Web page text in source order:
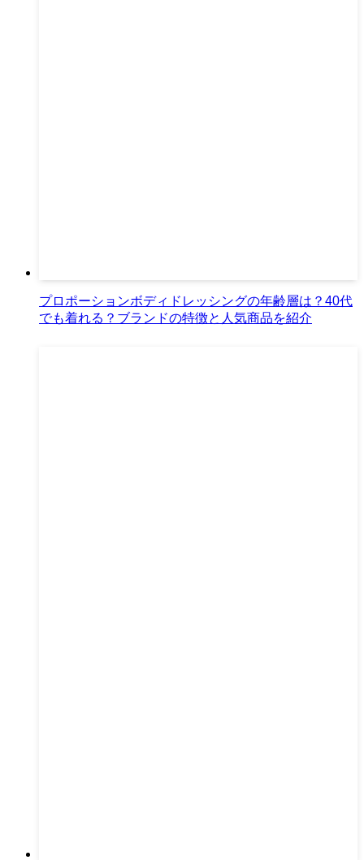
プロポーションボディドレッシングの年齢層は？40代
でも着れる？ブランドの特徴と人気商品を紹介